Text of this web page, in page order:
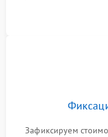
Зафиксируем